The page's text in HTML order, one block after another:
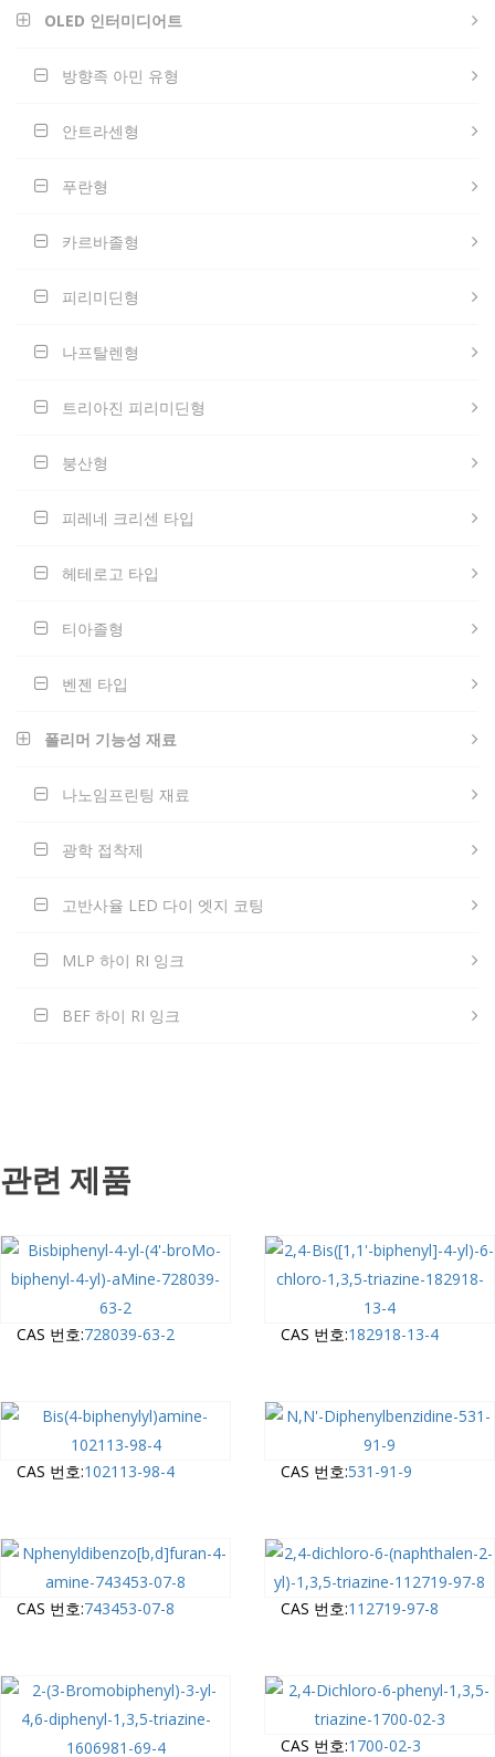
OLED 인터미디어트
방향족 아민 유형
안트라센형
푸란형
카르바졸형
피리미딘형
나프탈렌형
트리아진 피리미딘형
붕산형
피레네 크리센 타입
헤테로고 타입
티아졸형
벤젠 타입
폴리머 기능성 재료
나노임프린팅 재료
광학 접착제
고반사율 LED 다이 엣지 코팅
MLP 하이 RI 잉크
BEF 하이 RI 잉크
관련 제품
CAS 번호:728039-63-2 CAS 번호:182918-13-4
CAS 번호:102113-98-4 CAS 번호:531-91-9
CAS 번호:743453-07-8 CAS 번호:112719-97-8
CAS 번호:1700-02-3